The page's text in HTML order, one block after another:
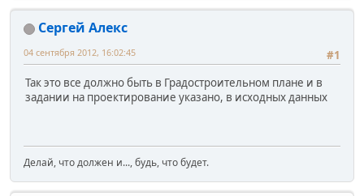
Сергей Алекс
#1
04 сентября 2012, 16:02:45
Так это все должно быть в Градостроительном плане и в
задании на проектирование указано, в исходных данных
Делай, что должен и..., будь, что будет.